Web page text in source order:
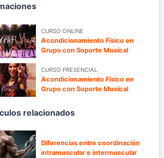
CURSO ONLINE
Acondicionamiento Físico en
Grupo con Soporte Musical
CURSO PRESENCIAL
Acondicionamiento Físico en
Grupo con Soporte Musical
relacionados
Diferencias entre coordinación
intramuscular e intermuscular